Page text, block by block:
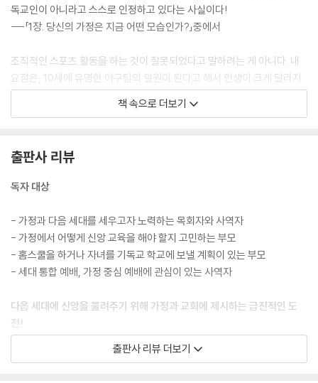
독교인이 아니라고 스스로 인정하고 있다는 사실이다!
---「1장. 당신의 가정은 지금 어떤 모습인가?」중에서
조직적인 스포츠 활동을 하는 것이 잘못되었다고 말하려는 게 아니다. 내
요점은, 10세에 유명한 야구팀의 일원이 된다고 해서 인생이 크게 달라지
지는 않는다는 것이다. 오히려 이러한 활동은 더 중요한 목표를 추구하는
데 방해가 될 때가 많다. 역사상 옛사람들은 지하실 어딘가에 먼지만 쌓일
않았다. 그렇게 하지 않아도 아이들이 성숙한 남자와 여자로 성장하는 데
아무 문제가 없었다.
이 아버지는 아들에게 야구 선수가 되는 법을 가르치는 데 셀 수 없이 많은
시간과 헤아릴 수 없을 만큼 많은 에너지를 쏟았지만, 그리스도인이 되는
법을 가르치는 일은 전혀 하지 않았다. 내가 이 문제에 관해 더 구체적으로
묻자 “교회 청소년 담당 목사님이 그 부분은 잘 맡아서 하고 있다고 생각했
어요”라고 말했다. 여기서 핵심은 너무 명백해서 말하기가 망설여질 정도
다. 분명 야구 코치와 선수단이 있었는데도, 그는 뒷마당에서 직접 개인 지
도를 했다. 그러나 영적인 문제에 관해서는 책임을 떠넘겼다.
---「2장. 오직 한 분 하나님만 섬기라」중에서
책 속으로 더보기
출판사 리뷰
독자 대상
- 가정과 다음 세대를 세우고자 노력하는 목회자와 사역자
- 가정에서 어떻게 신앙 교육을 해야 할지 고민하는 부모
- 홈스쿨을 하거나 자녀를 기독교 학교에 보낼 계획이 있는 부모
- 세대 통합 예배, 가정 중심 예배에 관심이 있는 사역자
다음 세대에 신앙을 물려주기 위해 가정과 교회에 제시하는 급진적인 도
전!
저자는 가정을 세우기 위해 첫 번째로 할 일이 하나님만을 섬기는 일이라
출판사 리뷰 더보기